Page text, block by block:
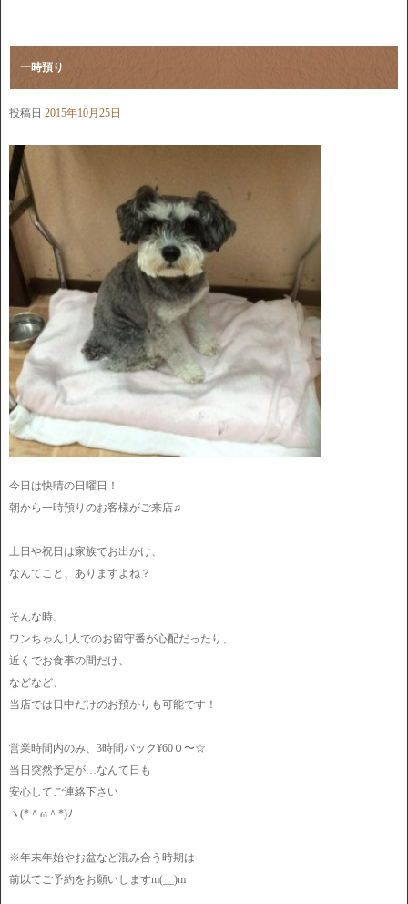
一時預り
投稿日 2015年10月25日
今日は快晴の日曜日！
朝から一時預りのお客様がご来店♫
土日や祝日は家族でお出かけ、
なんてこと、ありますよね？
そんな時、
ワンちゃん1人でのお留守番が心配だったり、
近くでお食事の間だけ、
などなど、
当店では日中だけのお預かりも可能です！
営業時間内のみ、3時間パック¥60０〜☆
当日突然予定が…なんて日も
安心してご連絡下さい
ヽ(*＾ω＾*)ﾉ
※年末年始やお盆など混み合う時期は
前以てご予約をお願いしますm(__)m